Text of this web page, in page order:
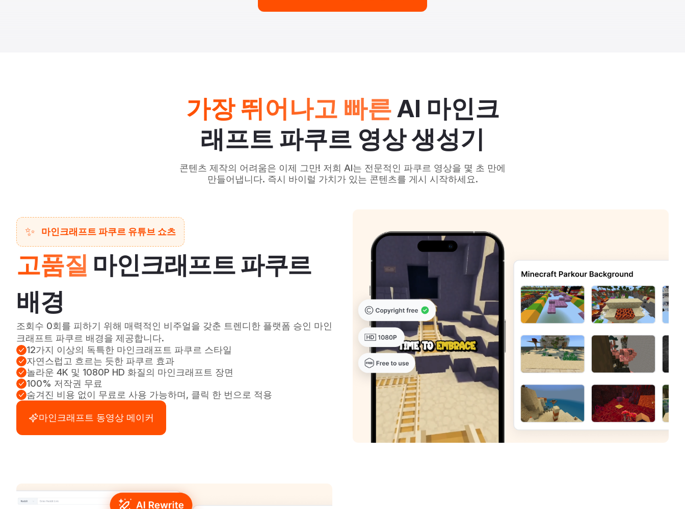
가장 뛰어나고 빠른AI 마인크
래프트 파쿠르 영상 생성기
콘텐츠 제작의 어려움은 이제 그만! 저희 AI는 전문적인 파쿠르 영상을 몇 초 만에
만들어냅니다. 즉시 바이럴 가치가 있는 콘텐츠를 게시 시작하세요.
✨ 마인크래프트 파쿠르 유튜브 쇼츠
고품질 마인크래프트 파쿠르
배경
조회수 0회를 피하기 위해 매력적인 비주얼을 갖춘 트렌디한 플랫폼 승인 마인
크래프트 파쿠르 배경을 제공합니다.
12가지 이상의 독특한 마인크래프트 파쿠르 스타일
자연스럽고 흐르는 듯한 파쿠르 효과
놀라운 4K 및 1080P HD 화질의 마인크래프트 장면
100% 저작권 무료
숨겨진 비용 없이 무료로 사용 가능하며, 클릭 한 번으로 적용
마인크래프트 동영상 메이커